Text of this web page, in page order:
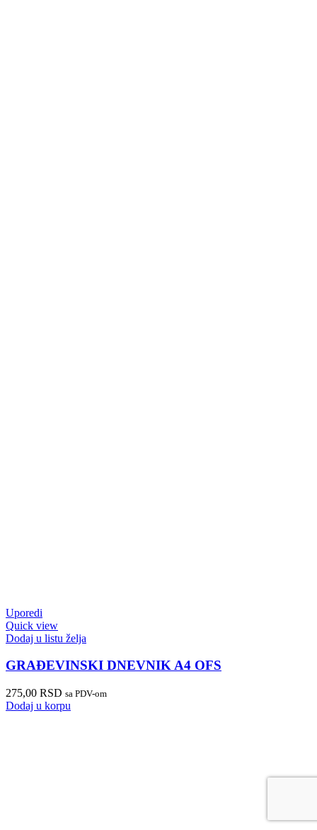
Uporedi
Quick view
Dodaj u listu želja
GRAĐEVINSKI DNEVNIK A4 OFS
275,00 RSD sa PDV-om
Dodaj u korpu